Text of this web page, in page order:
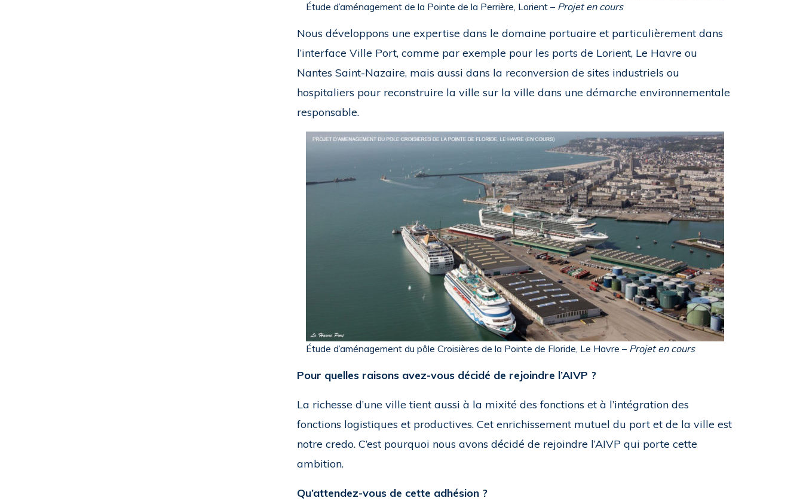
Étude d’aménagement de la Pointe de la Perrière, Lorient – Projet en cours
Nous développons une expertise dans le domaine portuaire et particulièrement dans
l’interface Ville Port, comme par exemple pour les ports de Lorient, Le Havre ou
Nantes Saint-Nazaire, mais aussi dans la reconversion de sites industriels ou
hospitaliers pour reconstruire la ville sur la ville dans une démarche environnementale
responsable.
Étude d’aménagement du pôle Croisières de la Pointe de Floride, Le Havre – Projet en cours
Pour quelles raisons avez-vous décidé de rejoindre l’AIVP ?
La richesse d’une ville tient aussi à la mixité des fonctions et à l’intégration des
fonctions logistiques et productives. Cet enrichissement mutuel du port et de la ville est
notre credo. C’est pourquoi nous avons décidé de rejoindre l’AIVP qui porte cette
ambition.
Qu’attendez-vous de cette adhésion ?